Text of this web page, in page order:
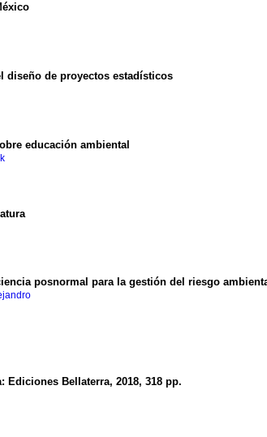
diseño de proyectos estadísticos
educación ambiental
posnormal para la gestión del riesgo
Ediciones Bellaterra, 2018, 318 pp.